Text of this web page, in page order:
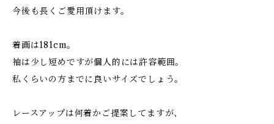
今後も長くご愛用頂けます。
着画は181cm。
袖は少し短めですが個人的には許容範囲。
私くらいの方までに良いサイズでしょう。
レースアップは何着かご提案してますが、